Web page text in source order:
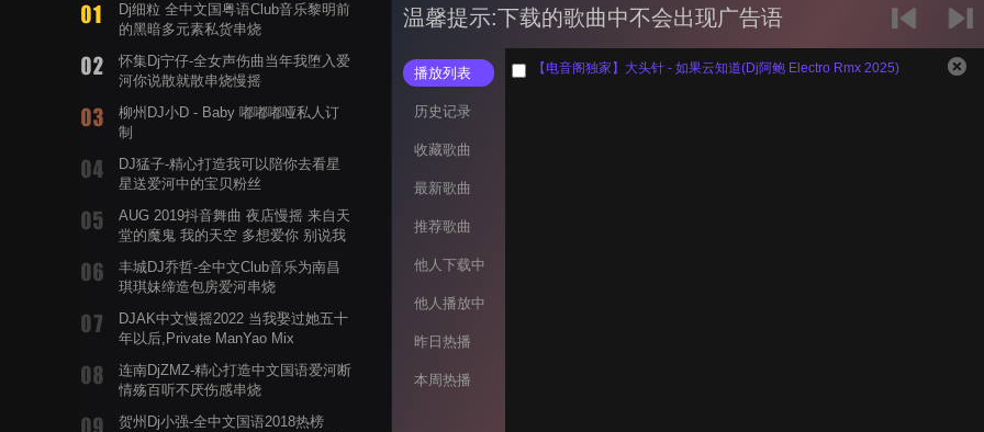
Dj细粒 全中文国粤语Club音乐黎明前
的黑暗多元素私货串烧
怀集Dj宁仔-全女声伤曲当年我堕入爱
河你说散就散串烧慢摇
柳州DJ小D - Baby 嘟嘟嘟哑私人订
制
DJ猛子-精心打造我可以陪你去看星
星送爱河中的宝贝粉丝
AUG 2019抖音舞曲 夜店慢摇 来自天
堂的魔鬼 我的天空 多想爱你 别说我
丰城DJ乔哲-全中文Club音乐为南昌
琪琪妹缔造包房爱河串烧
DJAK中文慢摇2022 当我娶过她五十
年以后,Private ManYao Mix
连南DjZMZ-精心打造中文国语爱河断
情殇百听不厌伤感串烧
贺州Dj小强-全中文国语2018热榜
温馨提示:下载的歌曲中不会出现广告语
播放列表
历史记录
收藏歌曲
最新歌曲
推荐歌曲
他人下载中
他人播放中
昨日热播
本周热播
【电音阁独家】大头针 - 如果云知道(Dj阿鲍 Electro Rmx 2025)